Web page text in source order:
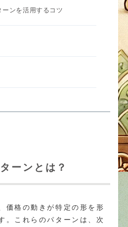
ンを活用するコツ
ーンとは？
価格の動きが特定の形を形
。これらのパターンは、次